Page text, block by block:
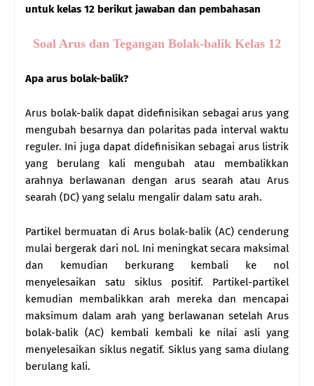
untuk kelas 12 berikut jawaban dan pembahasan
Soal Arus dan Tegangan Bolak-balik Kelas 12
Apa arus bolak-balik?
Arus bolak-balik dapat didefinisikan sebagai arus yang
mengubah besarnya dan polaritas pada interval waktu
reguler. Ini juga dapat didefinisikan sebagai arus listrik
yang berulang kali mengubah atau membalikkan
arahnya berlawanan dengan arus searah atau Arus
searah (DC) yang selalu mengalir dalam satu arah.
Partikel bermuatan di Arus bolak-balik (AC) cenderung
mulai bergerak dari nol. Ini meningkat secara maksimal
dan kemudian berkurang kembali ke nol
menyelesaikan satu siklus positif. Partikel-partikel
kemudian membalikkan arah mereka dan mencapai
maksimum dalam arah yang berlawanan setelah Arus
bolak-balik (AC) kembali kembali ke nilai asli yang
menyelesaikan siklus negatif. Siklus yang sama diulang
berulang kali.